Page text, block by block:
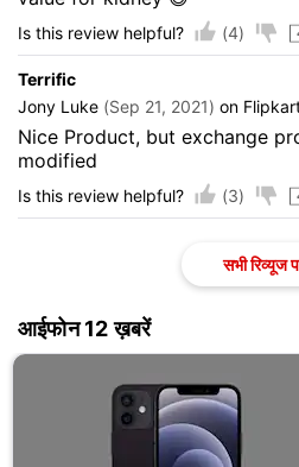
Is this review helpful? (4)
Terrific
Jony Luke (Sep 21, 2021) on
Nice Product, but exchange
modified
Is this review helpful? (3)
सभी रिव्यूज
आईफोन 12 ख़बरें